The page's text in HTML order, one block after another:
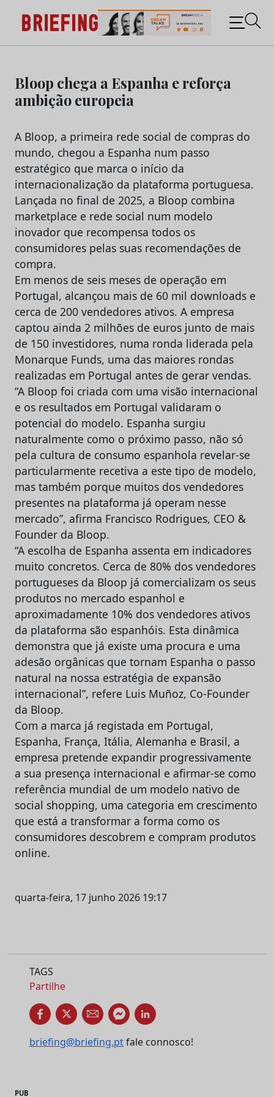
content
Briefing: Todas as notícias sobre os negócios do
Marketing e da Publicidade
Bloop chega a Espanha e reforça
ambição europeia
A Bloop, a primeira rede social de compras do
mundo, chegou a Espanha num passo
estratégico que marca o início da
internacionalização da plataforma portuguesa.
Lançada no final de 2025, a Bloop combina
marketplace e rede social num modelo
inovador que recompensa todos os
consumidores pelas suas recomendações de
compra.
Em menos de seis meses de operação em
Portugal, alcançou mais de 60 mil downloads e
cerca de 200 vendedores ativos. A empresa
captou ainda 2 milhões de euros junto de mais
de 150 investidores, numa ronda liderada pela
Monarque Funds, uma das maiores rondas
realizadas em Portugal antes de gerar vendas.
“A Bloop foi criada com uma visão internacional
e os resultados em Portugal validaram o
potencial do modelo. Espanha surgiu
naturalmente como o próximo passo, não só
pela cultura de consumo espanhola revelar-se
particularmente recetiva a este tipo de modelo,
mas também porque muitos dos vendedores
presentes na plataforma já operam nesse
mercado”, afirma Francisco Rodrigues, CEO &
Founder da Bloop.
“A escolha de Espanha assenta em indicadores
muito concretos. Cerca de 80% dos vendedores
portugueses da Bloop já comercializam os seus
produtos no mercado espanhol e
aproximadamente 10% dos vendedores ativos
da plataforma são espanhóis. Esta dinâmica
demonstra que já existe uma procura e uma
adesão orgânicas que tornam Espanha o passo
natural na nossa estratégia de expansão
internacional”, refere Luis Muñoz, Co-Founder
da Bloop.
Com a marca já registada em Portugal,
Espanha, França, Itália, Alemanha e Brasil, a
empresa pretende expandir progressivamente
a sua presença internacional e afirmar-se como
referência mundial de um modelo nativo de
social shopping, uma categoria em crescimento
que está a transformar a forma como os
consumidores descobrem e compram produtos
online.
quarta-feira, 17 junho 2026 19:17
TAGS
Partilhe
briefing@briefing.ptfale connosco!
PUB